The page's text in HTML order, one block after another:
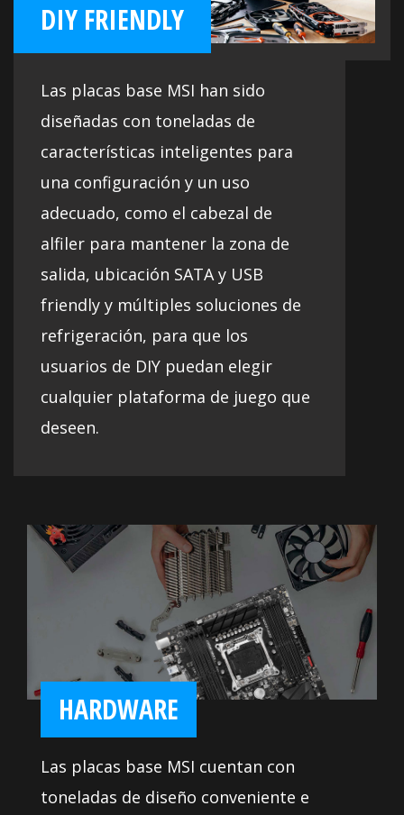
DIY FRIENDLY
Las placas base MSI han sido
diseñadas con toneladas de
características inteligentes para
una configuración y un uso
adecuado, como el cabezal de
alfiler para mantener la zona de
salida, ubicación SATA y USB
friendly y múltiples soluciones de
refrigeración, para que los
usuarios de DIY puedan elegir
cualquier plataforma de juego que
deseen.
HARDWARE
Las placas base MSI cuentan con
toneladas de diseño conveniente e